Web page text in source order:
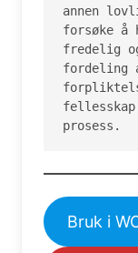
annen
forsøke å
fredelig
fordeling
prosess.
Bruk i